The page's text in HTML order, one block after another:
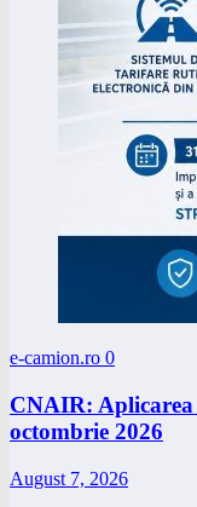
e-camion.ro 0
CNAIR: Aplicarea
octombrie 2026
August 7, 2026